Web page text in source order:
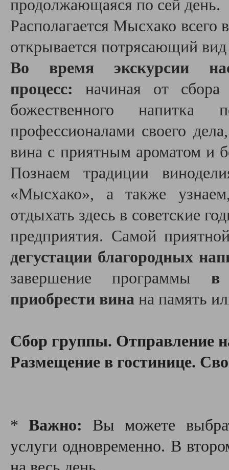
продолжающаяся по сей день.
Располагается Мысхако
открывается потрясающий
Во время экскурсии
процесс: начиная от сбора
божественного
профессионалами своего
вина с приятным ароматом и
Познаем традиции
«Мысхако», а также
отдыхать здесь в советские
предприятия. Самой
дегустации благородных
завершение программы в
приобрести вина на память
Сбор группы. Отправление
Размещение в гостинице.
*Важно: Вы можете
услуги одновременно. В